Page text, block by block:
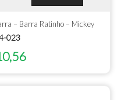
– Barra Ratinho – Mickey
023